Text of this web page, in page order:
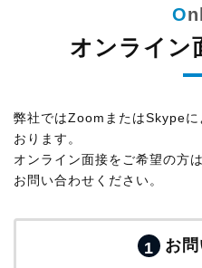
オンライン
弊社ではZoomまたはSkype
おります。
オンライン面接をご希望の方
お問い合わせください。
1 お